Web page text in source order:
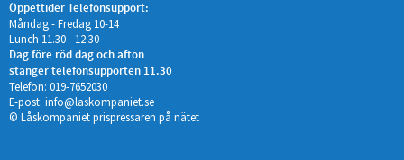
Öppettider Telefonsupport:
Måndag - Fredag 10-14
Lunch 11.30 - 12.30
Dag före röd dag och afton
stänger telefonsupporten 11.30
Telefon: 019-7652030
E-post: info@laskompaniet.se
© Låskompaniet prispressaren på nätet